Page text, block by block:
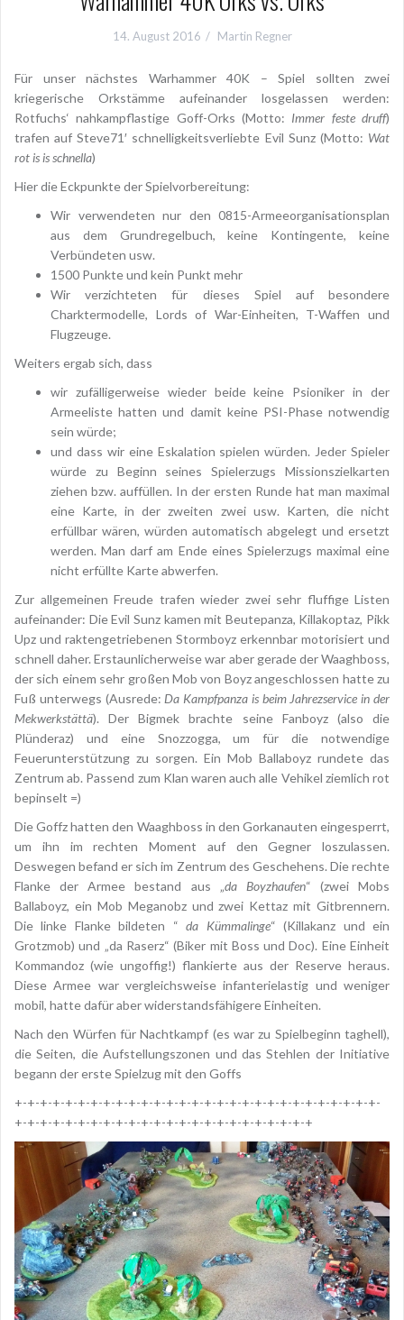
14. August 2016 Martin Regner
Für unser nächstes Warhammer 40K – Spiel sollten zwei
kriegerische Orkstämme aufeinander losgelassen werden:
Rotfuchs‘ nahkampflastige Goff-Orks (Motto: Immer feste druff)
trafen auf Steve71′ schnelligkeitsverliebte Evil Sunz (Motto: Wat
rot is is schnella)
Hier die Eckpunkte der Spielvorbereitung:
Wir verwendeten nur den 0815-Armeeorganisationsplan
aus dem Grundregelbuch, keine Kontingente, keine
Verbündeten usw.
1500 Punkte und kein Punkt mehr
Wir verzichteten für dieses Spiel auf besondere
Charktermodelle, Lords of War-Einheiten, T-Waffen und
Flugzeuge.
Weiters ergab sich, dass
wir zufälligerweise wieder beide keine Psioniker in der
Armeeliste hatten und damit keine PSI-Phase notwendig
sein würde;
und dass wir eine Eskalation spielen würden. Jeder Spieler
würde zu Beginn seines Spielerzugs Missionszielkarten
ziehen bzw. auffüllen. In der ersten Runde hat man maximal
eine Karte, in der zweiten zwei usw. Karten, die nicht
erfüllbar wären, würden automatisch abgelegt und ersetzt
werden. Man darf am Ende eines Spielerzugs maximal eine
nicht erfüllte Karte abwerfen.
Zur allgemeinen Freude trafen wieder zwei sehr fluffige Listen
aufeinander: Die Evil Sunz kamen mit Beutepanza, Killakoptaz, Pikk
Upz und raktengetriebenen Stormboyz erkennbar motorisiert und
schnell daher. Erstaunlicherweise war aber gerade der Waaghboss,
der sich einem sehr großen Mob von Boyz angeschlossen hatte zu
Fuß unterwegs (Ausrede: Da Kampfpanza is beim Jahrezservice in der
Mekwerkstättä). Der Bigmek brachte seine Fanboyz (also die
Plünderaz) und eine Snozzogga, um für die notwendige
Feuerunterstützung zu sorgen. Ein Mob Ballaboyz rundete das
Zentrum ab. Passend zum Klan waren auch alle Vehikel ziemlich rot
bepinselt =)
Die Goffz hatten den Waaghboss in den Gorkanauten eingesperrt,
um ihn im rechten Moment auf den Gegner loszulassen.
Deswegen befand er sich im Zentrum des Geschehens. Die rechte
Flanke der Armee bestand aus „da Boyzhaufen“ (zwei Mobs
Ballaboyz, ein Mob Meganobz und zwei Kettaz mit Gitbrennern.
Die linke Flanke bildeten “da Kümmalinge“ (Killakanz und ein
Grotzmob) und „da Raserz“ (Biker mit Boss und Doc). Eine Einheit
Kommandoz (wie ungoffig!) flankierte aus der Reserve heraus.
Diese Armee war vergleichsweise infanterielastig und weniger
mobil, hatte dafür aber widerstandsfähigere Einheiten.
Nach den Würfen für Nachtkampf (es war zu Spielbeginn taghell),
die Seiten, die Aufstellungszonen und das Stehlen der Initiative
begann der erste Spielzug mit den Goffs
+-+-+-+-+-+-+-+-+-+-+-+-+-+-+-+-+-+-+-+-+-+-+-+-+-+-+-+-+-
+-+-+-+-+-+-+-+-+-+-+-+-+-+-+-+-+-+-+-+-+-+-+-+